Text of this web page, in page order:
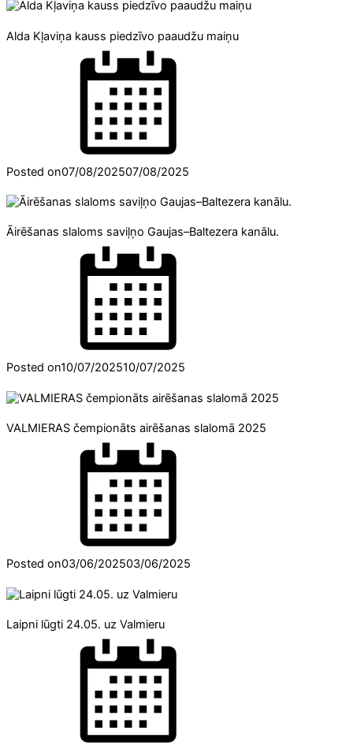
Alda Kļaviņa kauss piedzīvo paaudžu maiņu
Posted on07/08/202507/08/2025
Āirēšanas slaloms saviļņo Gaujas–Baltezera kanālu.
Posted on10/07/202510/07/2025
VALMIERAS čempionāts airēšanas slalomā 2025
Posted on03/06/202503/06/2025
Laipni lūgti 24.05. uz Valmieru